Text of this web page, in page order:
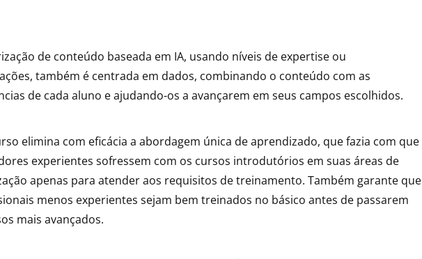
de conteúdo baseada em IA, usando níveis de expertise ou
também é centrada em dados, combinando o conteúdo com as
de cada aluno e ajudando-os a avançarem em seus campos escolhidos.
elimina com eficácia a abordagem única de aprendizado, que fazia com que
experientes sofressem com os cursos introdutórios em suas áreas de
apenas para atender aos requisitos de treinamento. Também garante que
menos experientes sejam bem treinados no básico antes de passarem
mais avançados.